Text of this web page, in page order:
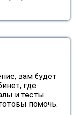
вам будет
где
и тесты.
помочь.